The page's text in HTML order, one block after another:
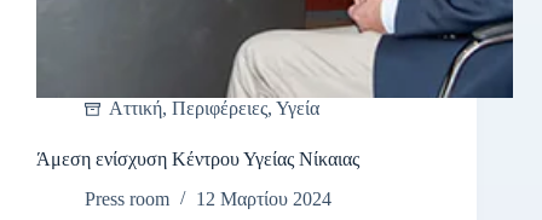
Αττική, Περιφέρειες, Υγεία
Άμεση ενίσχυση Κέντρου Υγείας Νίκαιας
Press room
12 Μαρτίου 2024